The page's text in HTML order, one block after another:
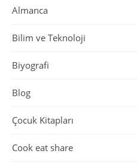
Almanca
Bilim ve Teknoloji
Biyografi
Blog
Çocuk Kitapları
Cook eat share